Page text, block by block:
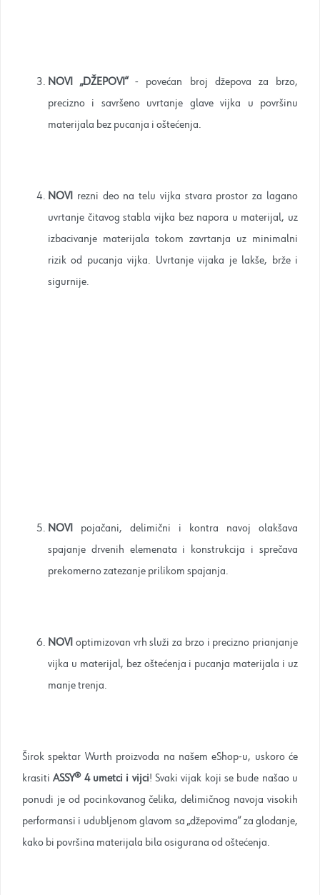
NOVI „DŽEPOVI“- povećan broj džepova za brzo,
precizno i savršeno uvrtanje glave vijka u površinu
materijala bez pucanja i oštećenja.
NOVI rezni deo na telu vijka stvara prostor za lagano
uvrtanje čitavog stabla vijka bez napora u materijal, uz
izbacivanje materijala tokom zavrtanja uz minimalni
rizik od pucanja vijka. Uvrtanje vijaka je lakše, brže i
sigurnije.
NOVI
pojačani, delimični i kontra navoj olakšava
spajanje drvenih elemenata i konstrukcija i sprečava
prekomerno zatezanje prilikom spajanja.
NOVI optimizovan vrh služi za brzo i precizno prianjanje
vijka u materijal, bez oštećenja i pucanja materijala i uz
manje trenja.
Širok spektar Wurth proizvoda na našem eShop-u, uskoro će
krasitiASSY® 4 umetci i vijci! Svaki vijak koji se bude našao u
ponudi je od pocinkovanog čelika, delimičnog navoja visokih
performansi i udubljenom glavom sa „džepovima“ za glodanje,
kako bi površina materijala bila osigurana od oštećenja.